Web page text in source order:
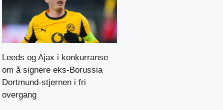
Leeds og Ajax i konkurranse
om å signere eks-Borussia
Dortmund-stjernen i fri
overgang